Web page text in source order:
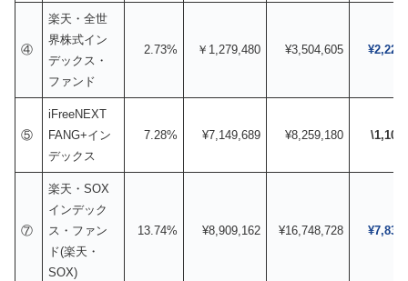
④
楽天・全世
界株式イン
デックス・
ファンド
2.73% ￥1,279,480 ¥3,504,605
⑤
iFreeNEXT
FANG+イン
デックス
7.28% ¥7,149,689 ¥8,259,180 \1,109
⑦
楽天・SOX
インデック
ス・ファン
ド(楽天・
SOX)
13.74% ¥8,909,162 ¥16,748,728